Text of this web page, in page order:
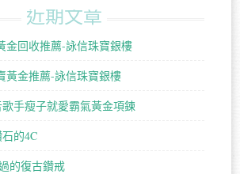
近期文章
金回收推薦-詠信珠寶銀樓
黃金推薦-詠信珠寶銀樓
手瘦子就愛霸氣黃金項鍊
的4C
的復古鑽戒